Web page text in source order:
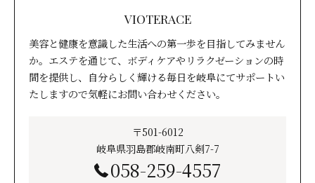
VIOTERACE
美容と健康を意識した生活への第一歩を目指してみません
か。エステを通じて、ボディケアやリラクゼーションの時
間を提供し、自分らしく輝ける毎日を岐阜にてサポートい
たしますので気軽にお問い合わせください。
〒501-6012
岐阜県羽島郡岐南町八剣7-7
058-259-4557